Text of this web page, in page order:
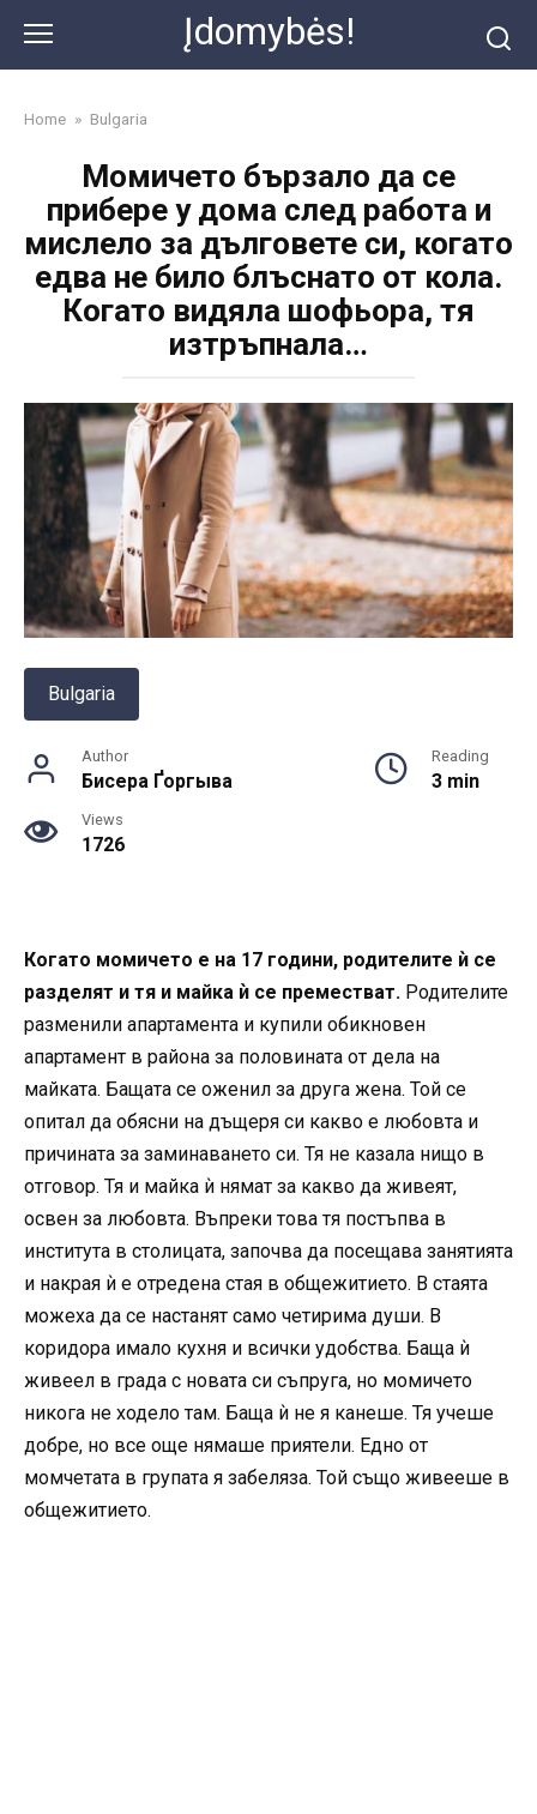
content
Įdomybės!
Home » Bulgaria
Момичето бързало да се
прибере у дома след работа и
мислело за дълговете си, когато
едва не било блъснато от кола.
Когато видяла шофьора, тя
изтръпнала…
Bulgaria
Author
Бисера Ґоргыва
Reading
3 min
Views
1726
Когато момичето е на 17 години, родителите ѝ се
разделят и тя и майка ѝ се преместват. Родителите
разменили апартамента и купили обикновен
апартамент в района за половината от дела на
майката. Бащата се оженил за друга жена. Той се
опитал да обясни на дъщеря си какво е любовта и
причината за заминаването си. Тя не казала нищо в
отговор. Тя и майка ѝ нямат за какво да живеят,
освен за любовта. Въпреки това тя постъпва в
института в столицата, започва да посещава занятията
и накрая ѝ е отредена стая в общежитието. В стаята
можеха да се настанят само четирима души. В
коридора имало кухня и всички удобства. Баща ѝ
живеел в града с новата си съпруга, но момичето
никога не ходело там. Баща ѝ не я канеше. Тя учеше
добре, но все още нямаше приятели. Едно от
момчетата в групата я забеляза. Той също живееше в
общежитието.